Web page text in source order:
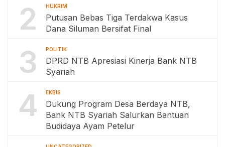
2 HUKRIM
Putusan Bebas Tiga Terdakwa Kasus
Dana Siluman Bersifat Final
3 POLITIK
DPRD NTB Apresiasi Kinerja Bank NTB
Syariah
4 EKBIS
Dukung Program Desa Berdaya NTB,
Bank NTB Syariah Salurkan Bantuan
Budidaya Ayam Petelur